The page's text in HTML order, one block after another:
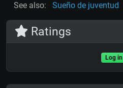
See also: Sueño de juventud
Ratings
Log in